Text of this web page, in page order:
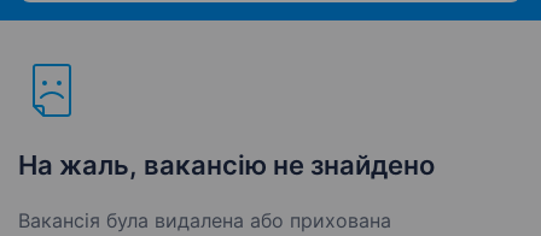
На жаль, вакансію не знайдено
Вакансія була видалена або прихована